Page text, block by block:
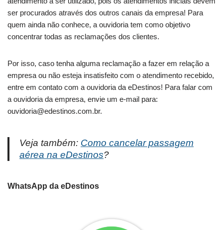
ser procurados através dos outros canais da empresa! Para
quem ainda não conhece, a ouvidoria tem como objetivo
concentrar todas as reclamações dos clientes.
Por isso, caso tenha alguma reclamação a fazer em relação a
empresa ou não esteja insatisfeito com o atendimento recebido,
entre em contato com a ouvidoria da eDestinos! Para falar com
a ouvidoria da empresa, envie um e-mail para:
ouvidoria@edestinos.com.br.
Veja também: Como cancelar passagem
aérea na eDestinos?
WhatsApp da eDestinos